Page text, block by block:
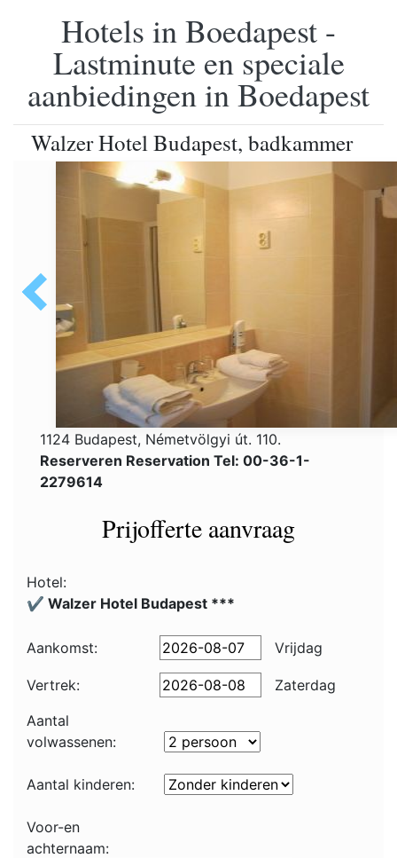
Hotels in Boedapest -
Lastminute en speciale
aanbiedingen in Boedapest
Walzer Hotel Budapest, badkammer
1124 Budapest, Németvölgyi út. 110.
Reserveren Reservation Tel: 00-36-1-
2279614
Prijofferte aanvraag
Hotel:
✔️ Walzer Hotel Budapest ***
Aankomst: Vrijdag
Vertrek:
Zaterdag
Aantal
volwassenen:
Aantal kinderen:
Voor-en
achternaam: